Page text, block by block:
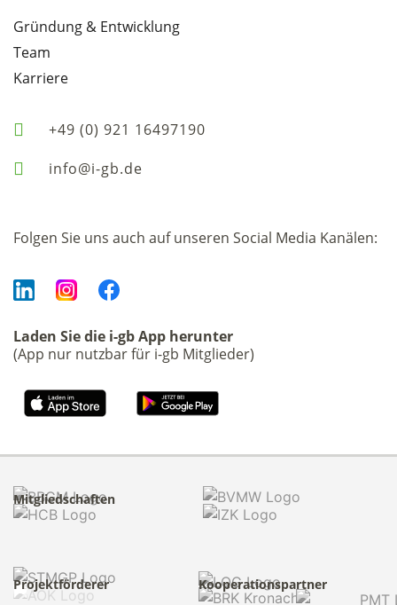
Gründung & Entwicklung
Team
Karriere
+49 (0) 921 16497190
info@i-gb.de
Folgen Sie uns auch auf unseren Social Media Kanälen:
Laden Sie die i-gb App herunter
(App nur nutzbar für i-gb Mitglieder)
Mitgliedschaften
Projektförderer Kooperationspartner